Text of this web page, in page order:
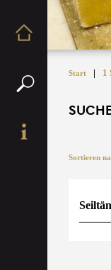
Start | 1
Sortieren